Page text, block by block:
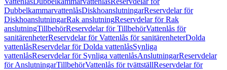
DubbelkammarvattenlåsDiskhoanslutningarReservdelar för
DiskhoanslutningarRak anslutningReservdelar för Rak
anslutningTillbehörReservdelar för TillbehörVattenlås för
sanitärenheterReservdelar för Vattenlås för sanitärenheterDolda
vattenlåsReservdelar för Dolda vattenlåsSynliga
vattenlåsReservdelar för Synliga vattenlåsAnslutningarReservdelar
för AnslutningarTillbehörVattenlås för tvättställReservdelar för